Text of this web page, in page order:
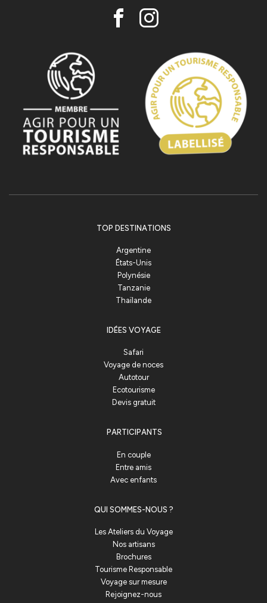
TOP DESTINATIONS
Argentine
États-Unis
Polynésie
Tanzanie
Thaïlande
IDÉES VOYAGE
Safari
Voyage de noces
Autotour
Ecotourisme
Devis gratuit
PARTICIPANTS
En couple
Entre amis
Avec enfants
QUI SOMMES-NOUS ?
Les Ateliers du Voyage
Nos artisans
Brochures
Tourisme Responsable
Voyage sur mesure
Rejoignez-nous